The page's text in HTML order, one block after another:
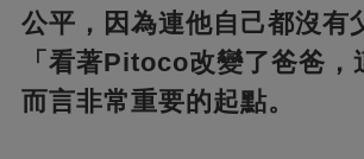
公平，因為連他自己都沒有
「看著Pitoco改變了爸爸，
而言非常重要的起點。